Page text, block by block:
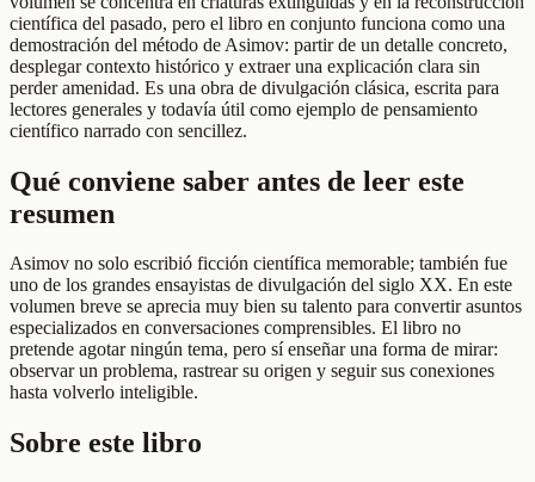
científica del pasado, pero el libro en conjunto funciona como una
demostración del método de Asimov: partir de un detalle concreto,
desplegar contexto histórico y extraer una explicación clara sin
perder amenidad. Es una obra de divulgación clásica, escrita para
lectores generales y todavía útil como ejemplo de pensamiento
científico narrado con sencillez.
Qué conviene saber antes de leer este
resumen
Asimov no solo escribió ficción científica memorable; también fue
uno de los grandes ensayistas de divulgación del siglo XX. En este
volumen breve se aprecia muy bien su talento para convertir asuntos
especializados en conversaciones comprensibles. El libro no
pretende agotar ningún tema, pero sí enseñar una forma de mirar:
observar un problema, rastrear su origen y seguir sus conexiones
hasta volverlo inteligible.
Sobre este libro